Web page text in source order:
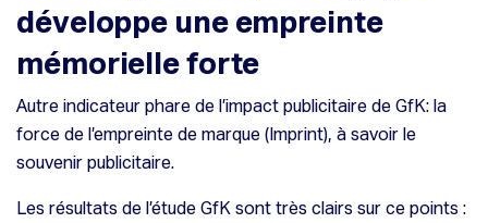
développe une empreinte
mémorielle forte
Autre indicateur phare de l’impact publicitaire de GfK: la
force de l’empreinte de marque (Imprint), à savoir le
souvenir publicitaire.
Les résultats de l’étude GfK sont très clairs sur ce points :